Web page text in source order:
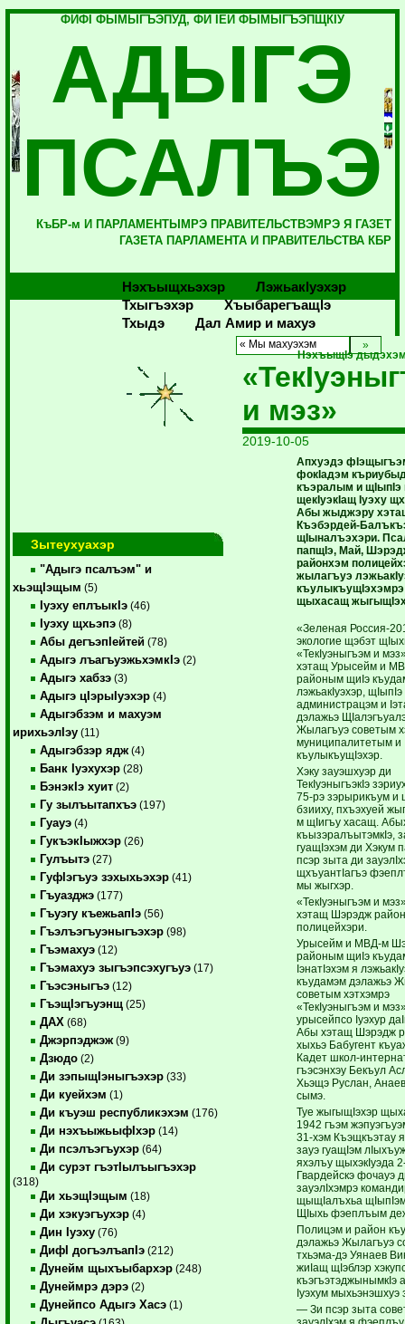
ФИФI ФЫМЫГЪЭПУД, ФИ IЕЙ ФЫМЫГЪЭПЩКIУ
АДЫГЭ
ПСАЛЪЭ
КъБР-м И ПАРЛАМЕНТЫМРЭ ПРАВИТЕЛЬСТВЭМРЭ Я ГАЗЕТ
ГАЗЕТА ПАРЛАМЕНТА И ПРАВИТЕЛЬСТВА КБР
Нэхъыщхьэхэр
Лэжьакlуэхэр
Тхыгъэхэр
Хъыбарегъащlэ
Тхыдэ
Дал Амир и махуэ
Зытеухуахэр
"Адыгэ псалъэм" и
хьэщIэщым (5)
Iуэху еплъыкIэ (46)
Iуэху щхьэпэ (8)
Абы дегъэпIейтей (78)
Адыгэ лъагъуэжьхэмкIэ (2)
Адыгэ хабзэ (3)
Адыгэ цIэрыIуэхэр (4)
Адыгэбзэм и махуэм
ирихьэлIэу (11)
Адыгэбзэр ядж (4)
Банк Iуэхухэр (28)
БэнэкIэ хуит (2)
Гу зылъытапхъэ (197)
Гуауэ (4)
ГукъэкIыжхэр (26)
Гулъытэ (27)
ГуфIэгъуэ зэхыхьэхэр (41)
Гъуазджэ (177)
Гъуэгу къежьапIэ (56)
Гъэлъэгъуэныгъэхэр (98)
Гъэмахуэ (12)
Гъэмахуэ зыгъэпсэхугъуэ (17)
Гъэсэныгъэ (12)
ГъэщIэгъуэнщ (25)
ДАХ (68)
Джэрпэджэж (9)
Дзюдо (2)
Ди зэпыщIэныгъэхэр (33)
Ди куейхэм (1)
Ди къуэш республикэхэм (176)
Ди нэхъыжьыфIхэр (14)
Ди псэлъэгъухэр (64)
Ди сурэт гъэтIылъыгъэхэр
(318)
Ди хьэщIэщым (18)
Ди хэкуэгъухэр (4)
Дин Iуэху (76)
ДифI догъэлъапIэ (212)
Дунейм щыхъыбархэр (248)
Дунеймрэ дэрэ (2)
Дунейпсо Адыгэ Хасэ (1)
« Мы махуэхэм
НэхъыщIэ
и мэз»
2019-10-05
Апхуэдэ
фокIадэм
къэралым и щIыпIэ
щекIуэкIащ Iуэху
Абы жыджэру
Къэбэрдей-
щIыналъэхэри.
папщIэ, Май,
районхэм
жылагъуэ
къулыкъущIэхэмрэ
щыхасащ
«Зеленая Россия-
экологие щэбэт
«ТекIуэныгъэм и
хэтащ Урысейм и
районым щиIэ
лэжьакIуэхэр, щIыпIэ
администрацэм и
дэлажьэ
Жылагъуэ советым
муниципалитетым и
къулыкъущIэхэр.
Хэку зауэшхуэр ди
ТекIуэныгъэкIэ
75-рэ зэрырикъум и
бзииху, пхъэхуей
м щIигъу хасащ.
къызэралъытэмкIэ,
гуащIэхэм ди Хэкум
псэр зыта ди
щхъуантIагъэ
мы жыгхэр.
«ТекIуэныгъэм и
хэтащ Шэрэдж
полицейхэри.
Урысейм и МВД-м
районым щиIэ
IэнатIэхэм я
къудамэм дэлажьэ
советым хэтхэмрэ
«ТекIуэныгъэм и
урысейпсо Iуэхур
Абы хэтащ Шэрэдж
хыхьэ Бабугент
Кадет школ-
гъэсэнхэу Бекъул
Хьэщэ Руслан,
сымэ.
Туе жыгыщIэхэр
1942 гъэм
31-хэм Къэщкъэтау
зауэ гуащIэм
яхэлъу щыхэкIуэда
Гвардейскэ фочауэ
зауэлIхэмрэ
щыщIалъхьа
ЩIыхь фэеплъым
Полицэм и район
дэлажьэ Жылагъуэ
тхьэма-дэ Уянаев
жиIащ щIэблэр
къэгъэтэджынымкIэ
Iуэхум мыхьэнэшхуэ
— Зи псэр зыта